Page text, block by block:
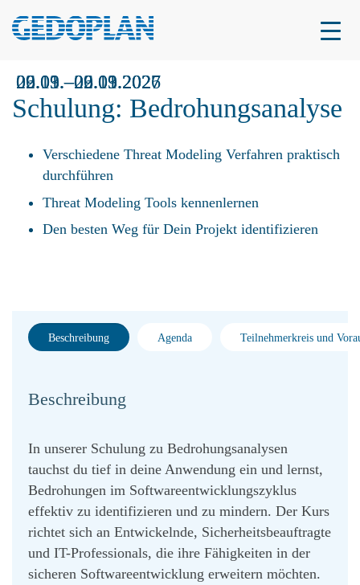
Schulung: Bedrohungsanalyse
Verschiedene Threat Modeling Verfahren praktisch
durchführen
Threat Modeling Tools kennenlernen
Den besten Weg für Dein Projekt identifizieren
Beschreibung Agenda Teilnehmerkreis und
Beschreibung
In unserer Schulung zu Bedrohungsanalysen
tauchst du tief in deine Anwendung ein und lernst,
Bedrohungen im Softwareentwicklungszyklus
effektiv zu identifizieren und zu mindern. Der Kurs
richtet sich an Entwickelnde, Sicherheitsbeauftragte
und IT-Professionals, die ihre Fähigkeiten in der
sicheren Softwareentwicklung erweitern möchten.
09.11.–09.11.2026
22.03.–22.03.2027
06.09.–06.09.2027